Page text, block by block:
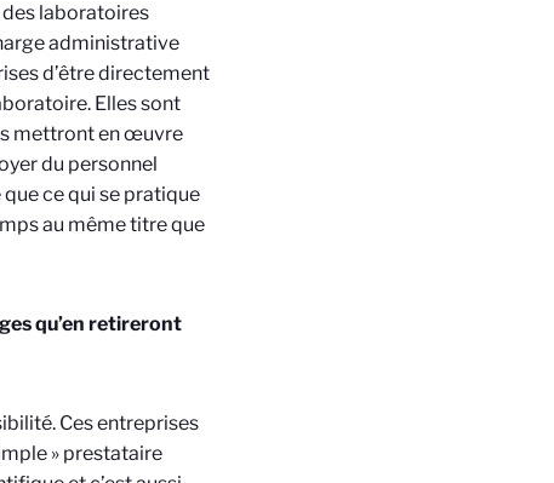
laboratoires
administrative
d’être directement
Elles sont
mettront en œuvre
du personnel
ce qui se pratique
au même titre que
qu’en retireront
Ces entreprises
» prestataire